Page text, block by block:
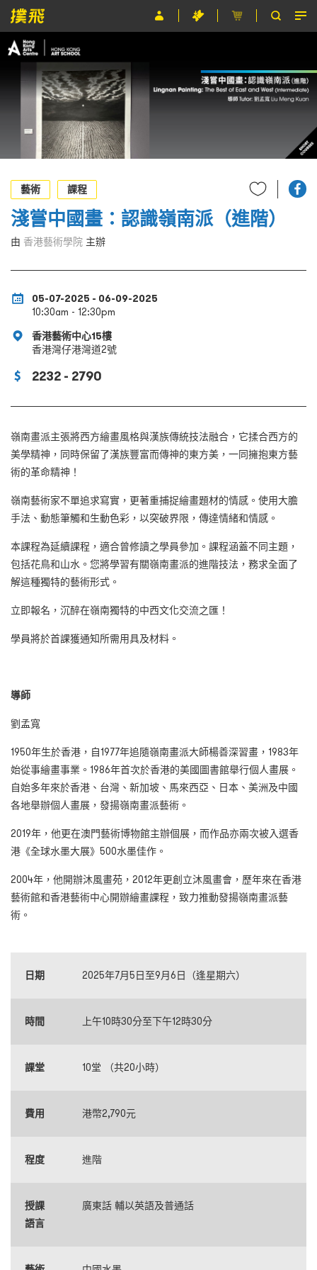
節目
主辦單位
關於撲飛
條款及細則
EN
藝術
課程
淺嘗中國畫：認識嶺南派（進階）
由 香港藝術學院 主辦
05-07-2025 - 06-09-2025
10:30am - 12:30pm
香港藝術中心15樓
香港灣仔港灣道2號
2232 - 2790
嶺南畫派主張將西方繪畫風格與漢族傳統技法融合，它揉合西方的
美學精神，同時保留了漢族豐富而傳神的東方美，一同擁抱東方藝
術的革命精神！
嶺南藝術家不單追求寫實，更著重捕捉繪畫題材的情感。使用大膽
手法、動態筆觸和生動色彩，以突破界限，傳達情緒和情感。
本課程為延續課程，適合曾修讀之學員參加。課程涵蓋不同主題，
包括花鳥和山水。您將學習有關嶺南畫派的進階技法，務求全面了
解這種獨特的藝術形式。
立即報名，沉醉在嶺南獨特的中西文化交流之匯！
學員將於首課獲通知所需用具及材料。
導師
劉孟寬
1950年生於香港，自1977年追隨嶺南畫派大師楊善深習畫，1983年
始從事繪畫事業。1986年首次於香港的美國圖書館舉行個人畫展。
自始多年來於香港、台灣、新加坡、馬來西亞、日本、美洲及中國
各地舉辦個人畫展，發揚嶺南畫派藝術。
2019年，他更在澳門藝術博物館主辦個展，而作品亦兩次被入選香
港《全球水墨大展》500水墨佳作。
2004年，他開辦沐風畫苑，2012年更創立沐風畫會，歷年來在香港
藝術館和香港藝術中心開辦繪畫課程，致力推動發揚嶺南畫派藝
術。
日期 2025年7月5日至9月6日（逢星期六）
時間 上午10時30分至下午12時30分
課堂 10堂 （共20小時）
費用 港幣2,790元
程度 進階
授課
語言
廣東話 輔以英語及普通話